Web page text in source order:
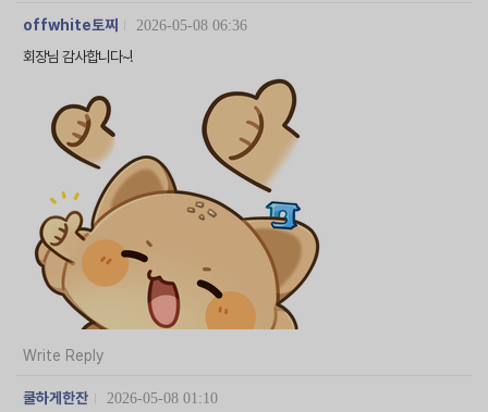
offwhite토찌 2026-05-08 06:36
회장님 감사합니다~!
Write Reply
쿨하게한잔 2026-05-08 01:10